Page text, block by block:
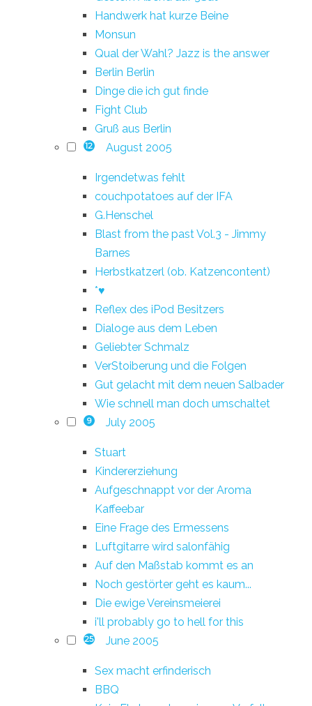
Handwerk hat kurze Beine
Monsun
Qual der Wahl? Jazz is the answer
Berlin Berlin
Dinge die ich gut finde
Fight Club
Gruß aus Berlin
12 August 2005
Irgendetwas fehlt
couchpotatoes auf der IFA
G.Henschel
Blast from the past Vol.3 - Jimmy
Barnes
Herbstkatzerl (ob. Katzencontent)
*♥
Reflex des iPod Besitzers
Dialoge aus dem Leben
Geliebter Schmalz
VerStoiberung und die Folgen
Gut gelacht mit dem neuen Salbader
Wie schnell man doch umschaltet
9 July 2005
Stuart
Kindererziehung
Aufgeschnappt vor der Aroma
Kaffeebar
Eine Frage des Ermessens
Luftgitarre wird salonfähig
Auf den Maßstab kommt es an
Noch gestörter geht es kaum...
Die ewige Vereinsmeierei
i'll probably go to hell for this
25 June 2005
Sex macht erfinderisch
BBQ